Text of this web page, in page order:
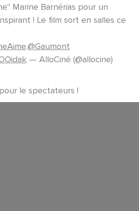
Marine Barnérias pour un
! Le film sort en salles ce
.@Gaumont
— AlloCiné (@allocine)
le spectateurs !